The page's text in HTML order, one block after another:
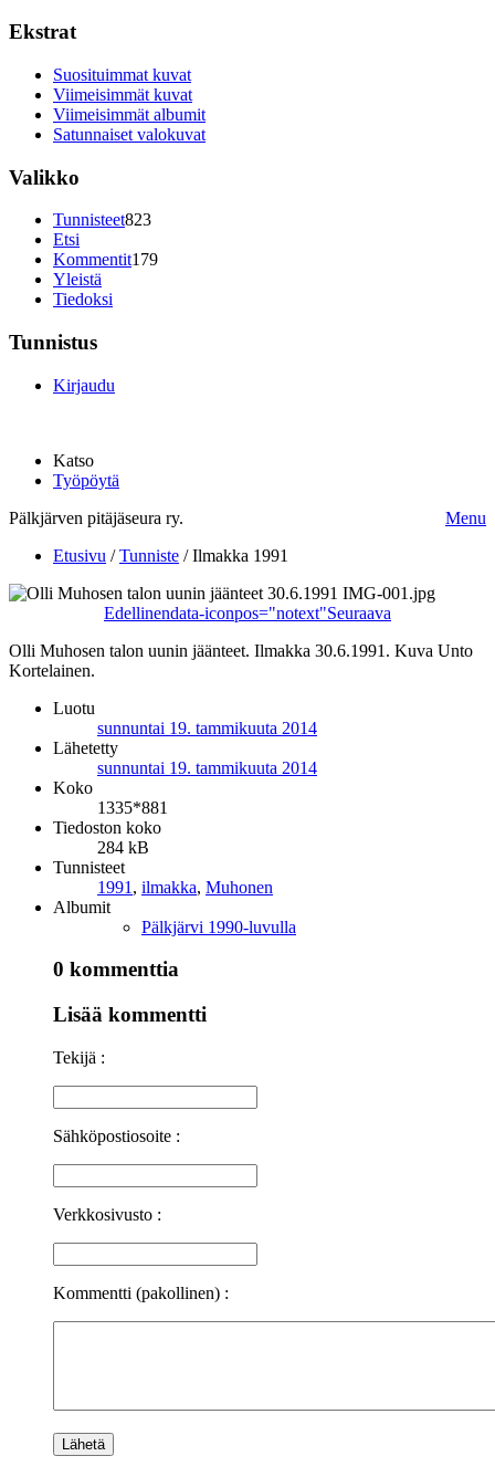
Ekstrat
Suosituimmat kuvat
Viimeisimmät kuvat
Viimeisimmät albumit
Satunnaiset valokuvat
Valikko
Tunnisteet823
Etsi
Kommentit179
Yleistä
Tiedoksi
Tunnistus
Kirjaudu
Katso
Työpöytä
Pälkjärven pitäjäseura ry.
Menu
Etusivu /Tunniste /Ilmakka 1991
Edellinendata-iconpos="notext"Seuraava
Olli Muhosen talon uunin jäänteet. Ilmakka 30.6.1991. Kuva Unto
Kortelainen.
Luotu
sunnuntai 19. tammikuuta 2014
Lähetetty
sunnuntai 19. tammikuuta 2014
Koko
1335*881
Tiedoston koko
284 kB
Tunnisteet
1991 , ilmakka, Muhonen
Albumit
Pälkjärvi 1990-luvulla
0 kommenttia
Lisää kommentti
Tekijä :
Sähköpostiosoite :
Verkkosivusto :
Kommentti (pakollinen) :